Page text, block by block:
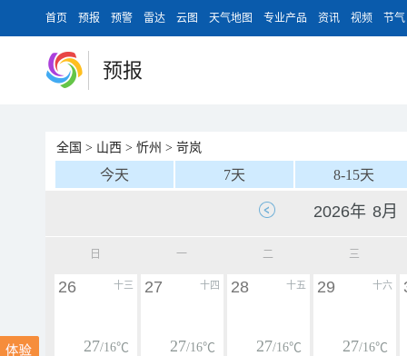
首页 预报 预警 雷达 云图 天气地图 专业产品 资讯 视频 节气
预报
全国 > 山西 > 忻州 > 岢岚
今天 7天 8-15天
日 一 二 三
十三
26
27/16℃
十四
27
27/16℃
十五
28
27/16℃
十六
29
27/16℃